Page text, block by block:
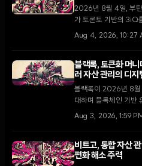
2026년 8월 4일, 부
가 토론토 기반의 3iQ
순 보유에서 능동적 운
Aug 4, 2026, 10:27
블랙록, 토큰화 머
러 자산 관리의 디지
블랙록이 2026년 8월
대하며 블록체인 기반
는 미 GENIUS 법안에
Aug 3, 2026, 1:59
비트고, 통합 자산
편화 해소 주력